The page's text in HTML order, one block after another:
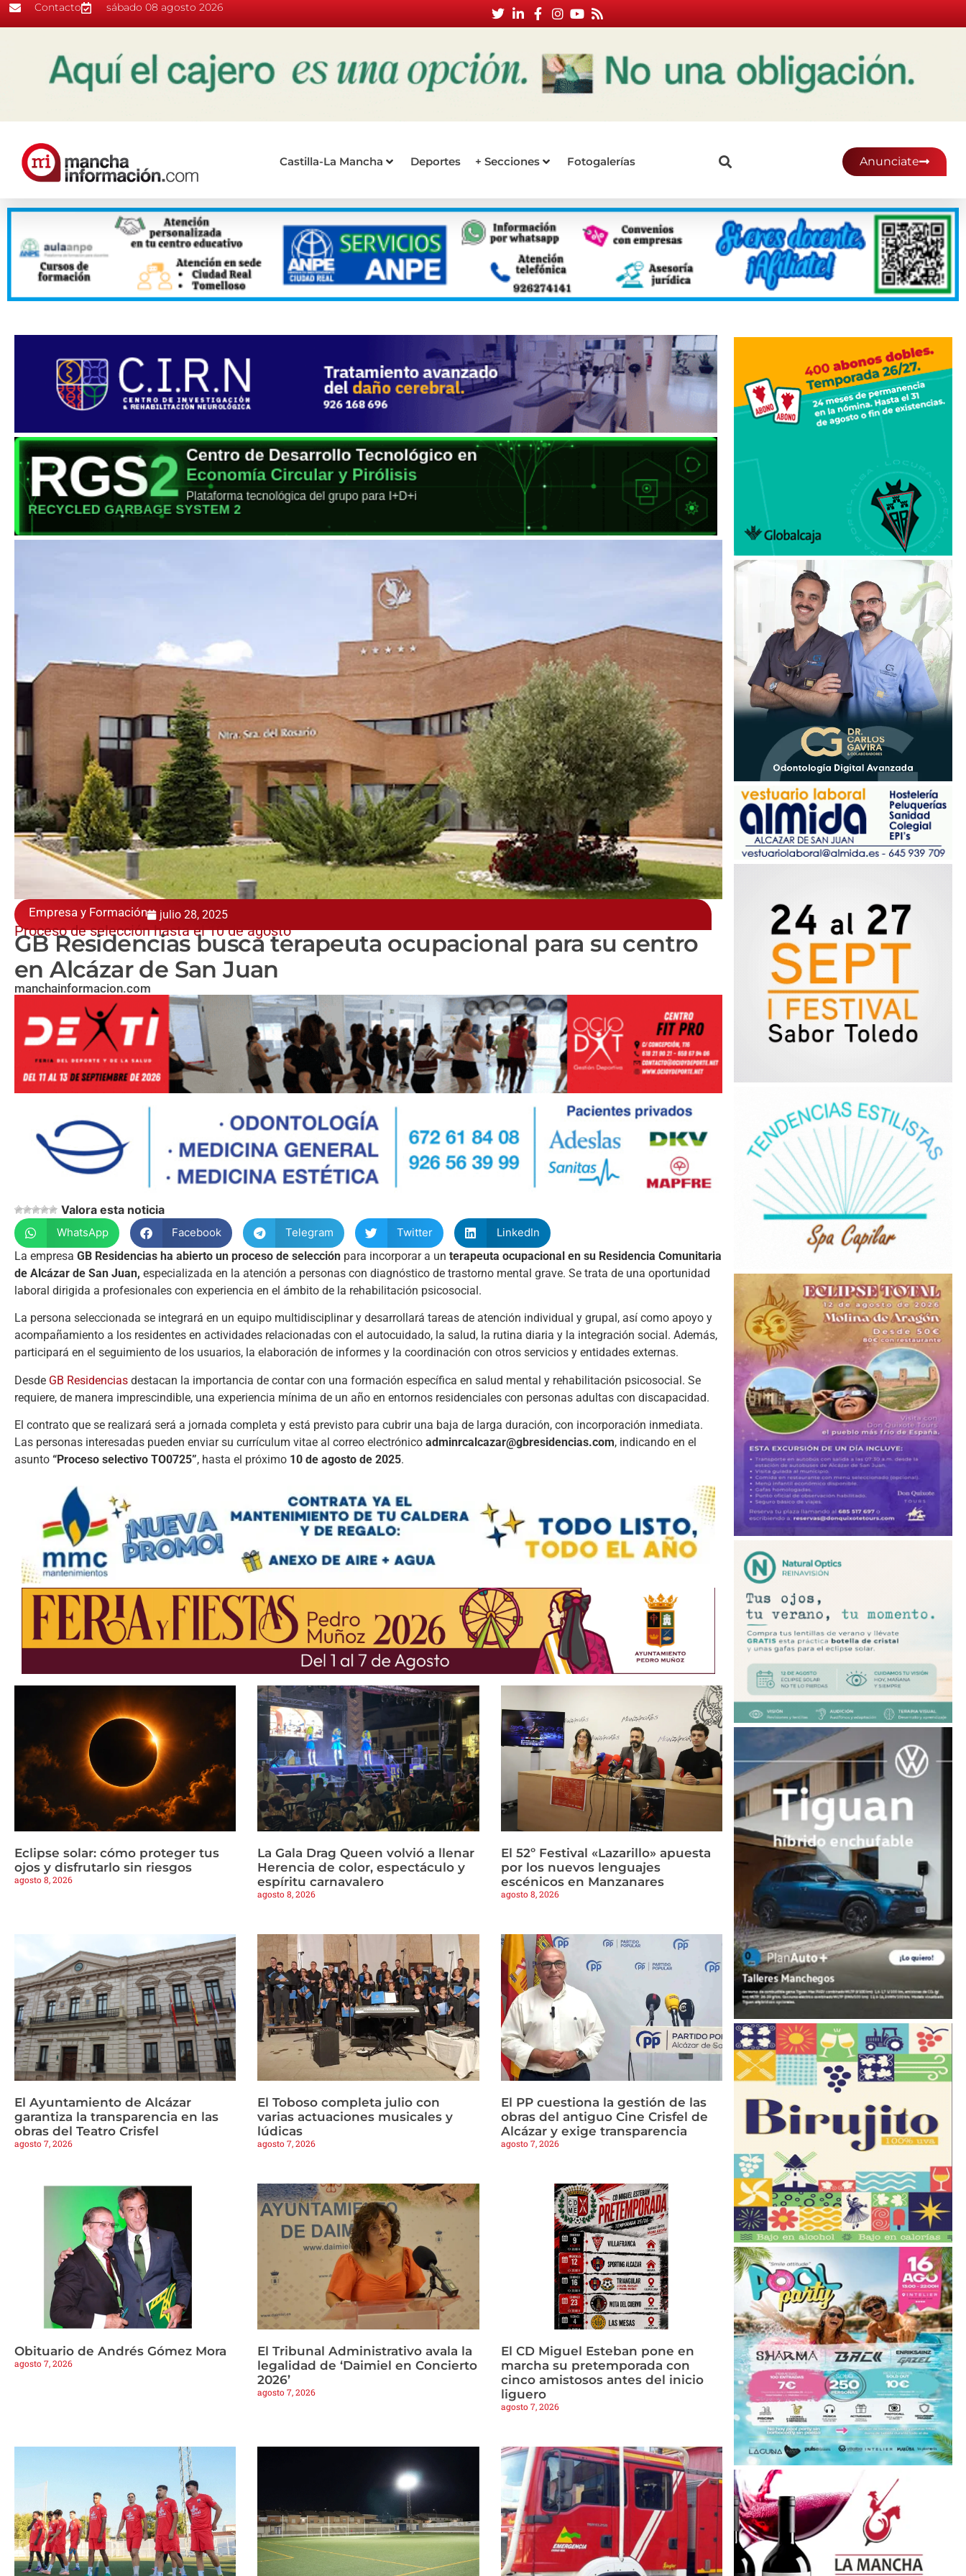
Contacto sábado 08 agosto 2026
Castilla-La Mancha Deportes + Secciones Fotogalerías Anunciate
Empresa y Formación julio 28, 2025
Proceso de selección hasta el 10 de agosto
GB Residencias busca terapeuta ocupacional para su centro
en Alcázar de San Juan
manchainformacion.com
Valora esta noticia
WhatsApp Facebook Telegram Twitter
LinkedIn
La empresa GB Residencias ha abierto un proceso de selección para incorporar a un terapeuta ocupacional en su Residencia Comunitaria
de Alcázar de San Juan, especializada en la atención a personas con diagnóstico de trastorno mental grave. Se trata de una oportunidad
laboral dirigida a profesionales con experiencia en el ámbito de la rehabilitación psicosocial.
La persona seleccionada se integrará en un equipo multidisciplinar y desarrollará tareas de atención individual y grupal, así como apoyo y
acompañamiento a los residentes en actividades relacionadas con el autocuidado, la salud, la rutina diaria y la integración social. Además,
participará en el seguimiento de los usuarios, la elaboración de informes y la coordinación con otros servicios y entidades externas.
Desde GB Residencias destacan la importancia de contar con una formación específica en salud mental y rehabilitación psicosocial. Se
requiere, de manera imprescindible, una experiencia mínima de un año en entornos residenciales con personas adultas con discapacidad.
El contrato que se realizará será a jornada completa y está previsto para cubrir una baja de larga duración, con incorporación inmediata.
Las personas interesadas pueden enviar su currículum vitae al correo electrónico adminrcalcazar@gbresidencias.com, indicando en el
asunto “Proceso selectivo TO0725”, hasta el próximo 10 de agosto de 2025.
Eclipse solar: cómo proteger tus
ojos y disfrutarlo sin riesgos
agosto 8, 2026
La Gala Drag Queen volvió a llenar
Herencia de color, espectáculo y
espíritu carnavalero
agosto 8, 2026
El 52º Festival «Lazarillo» apuesta
por los nuevos lenguajes
escénicos en Manzanares
agosto 8, 2026
El Ayuntamiento de Alcázar
garantiza la transparencia en las
obras del Teatro Crisfel
agosto 7, 2026
El Toboso completa julio con
varias actuaciones musicales y
lúdicas
agosto 7, 2026
El PP cuestiona la gestión de las
obras del antiguo Cine Crisfel de
Alcázar y exige transparencia
agosto 7, 2026
Obituario de Andrés Gómez Mora
agosto 7, 2026
El Tribunal Administrativo avala la
legalidad de ‘Daimiel en Concierto
2026’
agosto 7, 2026
El CD Miguel Esteban pone en
marcha su pretemporada con
cinco amistosos antes del inicio
liguero
agosto 7, 2026